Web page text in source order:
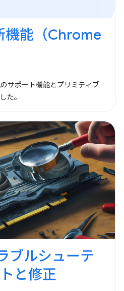
機能（Chrome
サポート機能とプリミティブ
た。
ブルシューテ
と修正